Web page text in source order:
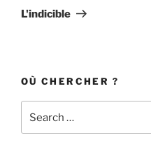
Post
L'indicible
OÙ CHERCHER ?
for: